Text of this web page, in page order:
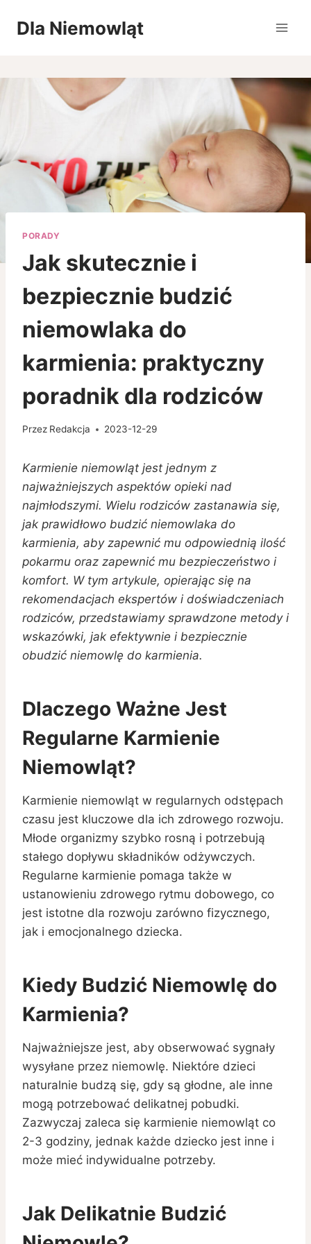
Dla Niemowląt
PORADY
Jak skutecznie i
bezpiecznie budzić
niemowlaka do
karmienia: praktyczny
poradnik dla rodziców
Przez Redakcja 2023-12-29
Karmienie niemowląt jest jednym z
najważniejszych aspektów opieki nad
najmłodszymi. Wielu rodziców zastanawia się,
jak prawidłowo budzić niemowlaka do
karmienia, aby zapewnić mu odpowiednią ilość
pokarmu oraz zapewnić mu bezpieczeństwo i
komfort. W tym artykule, opierając się na
rekomendacjach ekspertów i doświadczeniach
rodziców, przedstawiamy sprawdzone metody i
wskazówki, jak efektywnie i bezpiecznie
obudzić niemowlę do karmienia.
Dlaczego Ważne Jest
Regularne Karmienie
Niemowląt?
Karmienie niemowląt w regularnych odstępach
czasu jest kluczowe dla ich zdrowego rozwoju.
Młode organizmy szybko rosną i potrzebują
stałego dopływu składników odżywczych.
Regularne karmienie pomaga także w
ustanowieniu zdrowego rytmu dobowego, co
jest istotne dla rozwoju zarówno fizycznego,
jak i emocjonalnego dziecka.
Kiedy Budzić Niemowlę do
Karmienia?
Najważniejsze jest, aby obserwować sygnały
wysyłane przez niemowlę. Niektóre dzieci
naturalnie budzą się, gdy są głodne, ale inne
mogą potrzebować delikatnej pobudki.
Zazwyczaj zaleca się karmienie niemowląt co
2-3 godziny, jednak każde dziecko jest inne i
może mieć indywidualne potrzeby.
Jak Delikatnie Budzić